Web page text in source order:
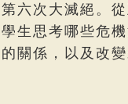
六次大滅絕。從
生思考哪些危
關係，以及改